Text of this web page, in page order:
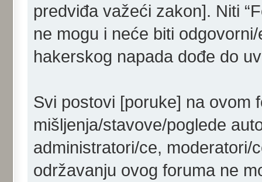
predviđa važeći zakon]. Niti
ne mogu i neće biti
hakerskog napada dođe do
Svi postovi [poruke] na ovom
mišljenja/stavove/poglede
administratori/ce, moderatori/
održavanju ovog foruma ne